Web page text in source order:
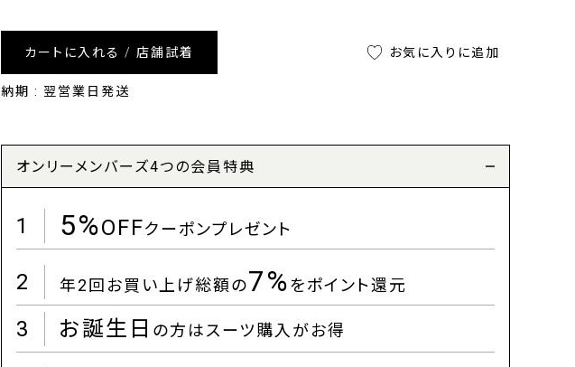
カートに入れる / 店舗試着
納期 : 翌営業日発送
お気に入りに追加
オンリーメンバーズ4つの会員特典
1 5%OFFクーポンプレゼント
2 年2回お買い上げ総額の7%をポイント還元
3 お誕生日 の方はスーツ購入がお得